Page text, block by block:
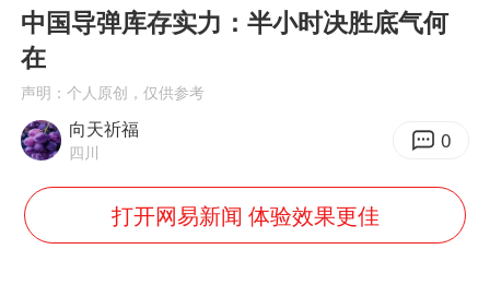
“新疆阿勒泰八月能滑雪”不实
刘国正说向鹏打得很窝囊
陈幸同晋级WTT横滨冠军赛8强
国防部：坚决反制任何闹海挑衅图谋
宇树科技中一签需缴款7.54万元
中国导弹库存实力：半小时决胜底气何
在
声明：个人原创，仅供参考
向天祈福
四川 0
打开网易新闻 体验效果更佳